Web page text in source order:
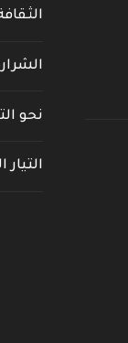
نحو